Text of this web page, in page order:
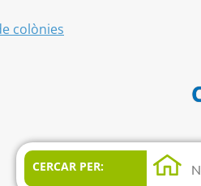
colònies
CERCAR PER: